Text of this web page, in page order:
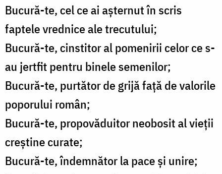
Bucură-te, cel ce ai aşternut în scris
faptele vrednice ale trecutului;
Bucură-te, cinstitor al pomenirii celor ce s-
au jertfit pentru binele semenilor;
Bucură-te, purtător de grijă faţă de valorile
poporului român;
Bucură-te, propovăduitor neobosit al vieţii
creştine curate;
Bucură-te, îndemnător la pace şi unire;